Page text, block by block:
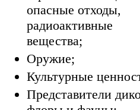
опасные отходы,
радиоактивные
вещества;
Оружие;
Культурные
Представители